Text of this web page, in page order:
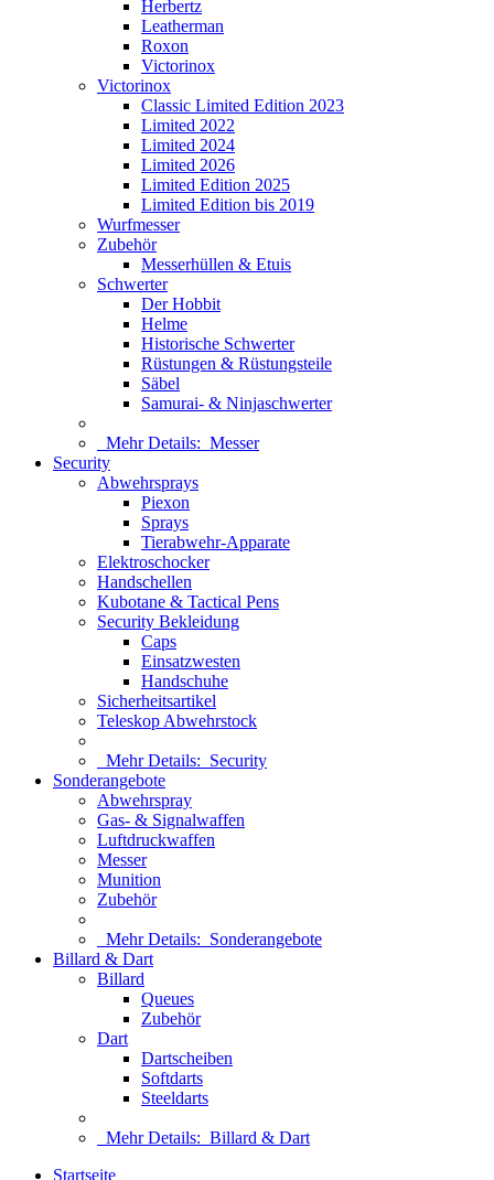
Herbertz
Leatherman
Roxon
Victorinox
Victorinox
Classic Limited Edition 2023
Limited 2022
Limited 2024
Limited 2026
Limited Edition 2025
Limited Edition bis 2019
Wurfmesser
Zubehör
Messerhüllen & Etuis
Schwerter
Der Hobbit
Helme
Historische Schwerter
Rüstungen & Rüstungsteile
Säbel
Samurai- & Ninjaschwerter
Mehr Details: Messer
Security
Abwehrsprays
Piexon
Sprays
Tierabwehr-Apparate
Elektroschocker
Handschellen
Kubotane & Tactical Pens
Security Bekleidung
Caps
Einsatzwesten
Handschuhe
Sicherheitsartikel
Teleskop Abwehrstock
Mehr Details: Security
Sonderangebote
Abwehrspray
Gas- & Signalwaffen
Luftdruckwaffen
Messer
Munition
Zubehör
Mehr Details: Sonderangebote
Billard & Dart
Billard
Queues
Zubehör
Dart
Dartscheiben
Softdarts
Steeldarts
Mehr Details: Billard & Dart
Startseite